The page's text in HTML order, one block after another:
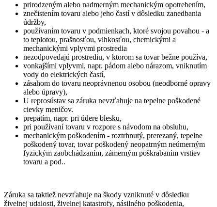
prirodzeným alebo nadmerným mechanickým opotrebením,
znečistením tovaru alebo jeho častí v dôsledku zanedbania
údržby,
používaním tovaru v podmienkach, ktoré svojou povahou - a
to teplotou, prašnosťou, vlhkosťou, chemickými a
mechanickými vplyvmi prostredia
nezodpovedajú prostrediu, v ktorom sa tovar bežne používa,
vonkajšími vplyvmi, napr. pádom alebo nárazom, vniknutím
vody do elektrických častí,
zásahom do tovaru neoprávnenou osobou (neodborné opravy
alebo úpravy),
U reprosústav sa záruka nevzťahuje na tepelne poškodené
cievky meničov.
prepätím, napr. pri údere blesku,
pri používaní tovaru v rozpore s návodom na obsluhu,
mechanickým poškodením - roztrhnutý, prerezaný, tepelne
poškodený tovar, tovar poškodený neopatrným neúmerným
fyzickým zaobchádzaním, zámerným poškrabaním vrstiev
tovaru a pod..
Záruka sa taktiež nevzťahuje na škody vzniknuté v dôsledku
živelnej udalosti, živelnej katastrofy, násilného poškodenia,